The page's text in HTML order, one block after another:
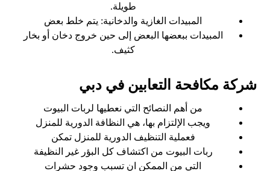
طويلة.
المبيدات الغازية والدخانية: يتم خلط بعض
المبيدات ببعضها البعض إلى حين خروج دخان أو بخار
كثيف.
شركة مكافحة التعابين في دبي
من أهم النصائح التي نعطيها لربات البيوت
ويجب الإلتزام بها، هي النظافة الدورية للمنزل
فعملية التنظيف الدورية للمنزل تمكن
ربات البيوت من اكتشاف كل البؤر غير النظيفة
التي من الممكن ان تسبب وجود حشرات